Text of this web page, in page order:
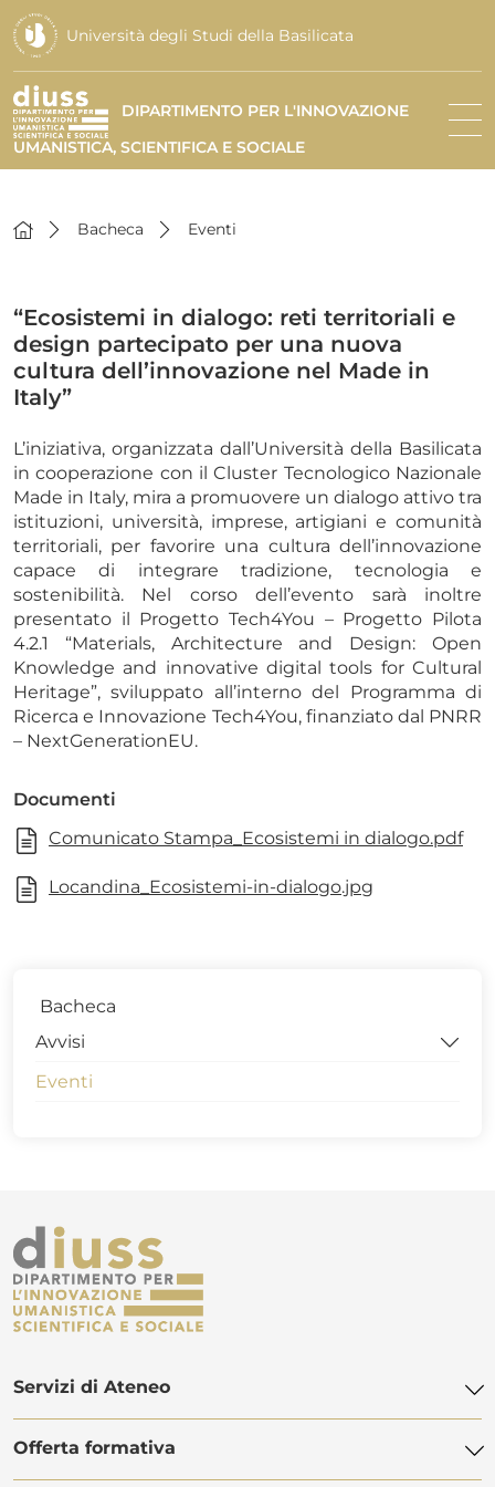
Università degli Studi della Basilicata
DIPARTIMENTO PER L'INNOVAZIONE
UMANISTICA, SCIENTIFICA E SOCIALE
Bacheca Eventi
“Ecosistemi in dialogo: reti territoriali e
design partecipato per una nuova
cultura dell’innovazione nel Made in
Italy”
L’iniziativa, organizzata dall’Università della Basilicata
in cooperazione con il Cluster Tecnologico Nazionale
Made in Italy, mira a promuovere un dialogo attivo tra
istituzioni, università, imprese, artigiani e comunità
territoriali, per favorire una cultura dell’innovazione
capace di integrare tradizione, tecnologia e
sostenibilità. Nel corso dell’evento sarà inoltre
presentato il Progetto Tech4You – Progetto Pilota
4.2.1 “Materials, Architecture and Design: Open
Knowledge and innovative digital tools for Cultural
Heritage”, sviluppato all’interno del Programma di
Ricerca e Innovazione Tech4You, finanziato dal PNRR
– NextGenerationEU.
Documenti
Comunicato Stampa_Ecosistemi in dialogo.pdf
Locandina_Ecosistemi-in-dialogo.jpg
Bacheca
Avvisi
Avvisi sede di Potenza, via Sauro
Eventi
Servizi di Ateneo
Biblioteca di Ateneo
Offerta formativa